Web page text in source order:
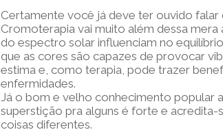
Certamente você já deve ter ouvido falar
Cromoterapia vai muito além dessa
do espectro solar influenciam no
que as cores são capazes de provocar
estima e, como terapia, pode trazer
enfermidades.
Já o bom e velho conhecimento popular
superstição pra alguns é forte e acredita-
coisas diferentes.